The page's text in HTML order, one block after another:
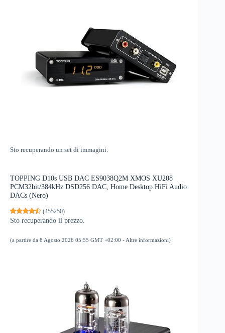
Sto recuperando un set di immagini.
TOPPING D10s USB DAC ES9038Q2M XMOS XU208
PCM32bit/384kHz DSD256 DAC, Home Desktop HiFi Audio
DACs (Nero)
(455250)
Sto recuperando il prezzo.
(a partire da 8 Agosto 2026 05:55 GMT +02:00 - Altre informazioni)